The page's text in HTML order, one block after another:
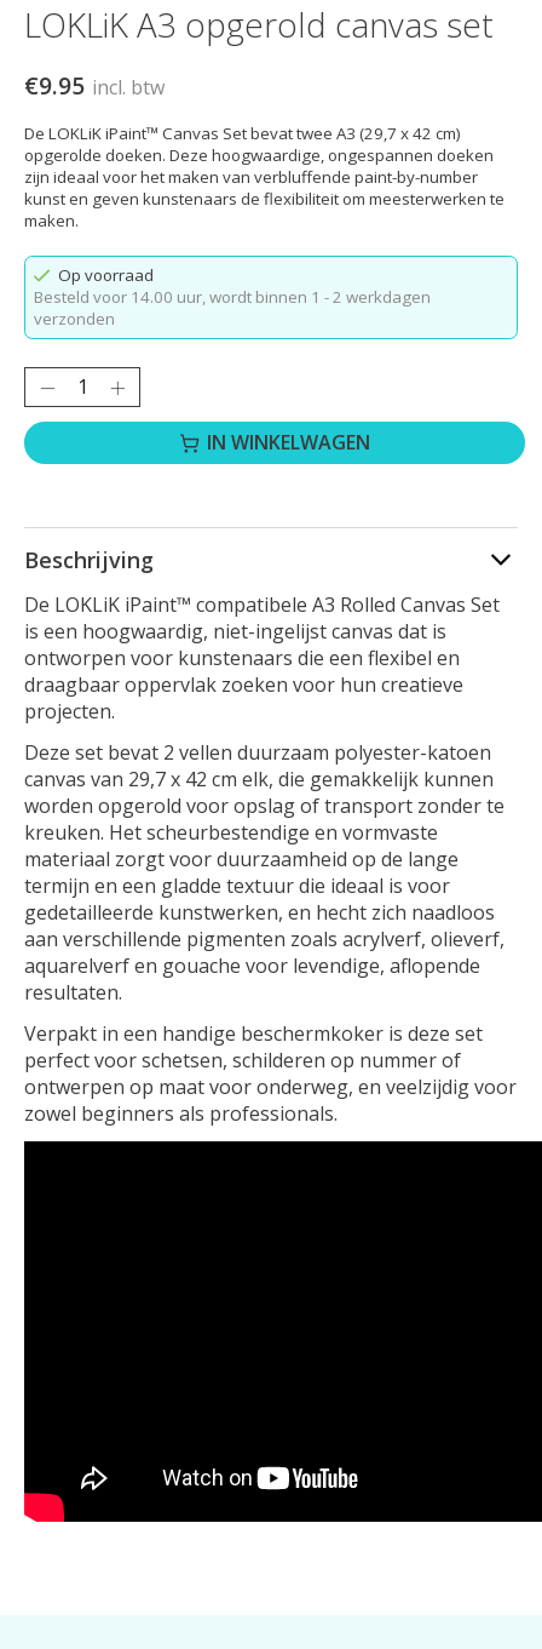
LOKLiK A3 opgerold canvas set
€9.95 incl. btw
De LOKLiK iPaint™ Canvas Set bevat twee A3 (29,7 x 42 cm)
opgerolde doeken. Deze hoogwaardige, ongespannen doeken
zijn ideaal voor het maken van verbluffende paint-by-number
kunst en geven kunstenaars de flexibiliteit om meesterwerken te
maken.
Op voorraad
Besteld voor 14.00 uur,wordt binnen 1 - 2 werkdagen
verzonden
Hoeveelheid:
IN WINKELWAGEN
Beschrijving
De LOKLiK iPaint™ compatibele A3 Rolled Canvas Set
is een hoogwaardig, niet-ingelijst canvas dat is
ontworpen voor kunstenaars die een flexibel en
draagbaar oppervlak zoeken voor hun creatieve
projecten.
Deze set bevat 2 vellen duurzaam polyester-katoen
canvas van 29,7 x 42 cm elk, die gemakkelijk kunnen
worden opgerold voor opslag of transport zonder te
kreuken. Het scheurbestendige en vormvaste
materiaal zorgt voor duurzaamheid op de lange
termijn en een gladde textuur die ideaal is voor
gedetailleerde kunstwerken, en hecht zich naadloos
aan verschillende pigmenten zoals acrylverf, olieverf,
aquarelverf en gouache voor levendige, aflopende
resultaten.
Verpakt in een handige beschermkoker is deze set
perfect voor schetsen, schilderen op nummer of
ontwerpen op maat voor onderweg, en veelzijdig voor
zowel beginners als professionals.